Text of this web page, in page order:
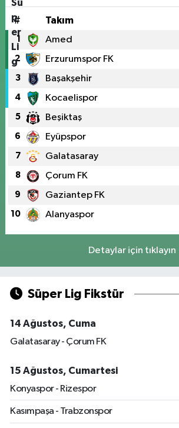
# Takım
1 Amed
2 Erzurumspor FK
3 Başakşehir
4 Kocaelispor
5 Beşiktaş
6 Eyüpspor
7 Galatasaray
8 Çorum FK
9 Gaziantep FK
10 Alanyaspor
Detaylar için tıklayın
Süper Lig Fikstür
14 Ağustos, Cuma
Galatasaray - Çorum FK
15 Ağustos, Cumartesi
Konyaspor - Rizespor
Kasımpaşa - Trabzonspor